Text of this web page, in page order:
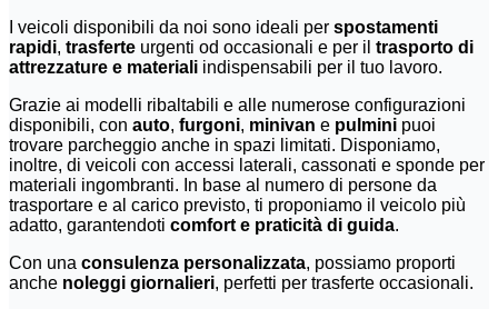
I veicoli disponibili da noi sono ideali per spostamenti
rapidi, trasferte urgenti od occasionali e per il trasporto di
attrezzature e materiali indispensabili per il tuo lavoro.
Grazie ai modelli ribaltabili e alle numerose configurazioni
disponibili, con auto, furgoni, minivan e pulmini puoi
trovare parcheggio anche in spazi limitati. Disponiamo,
inoltre, di veicoli con accessi laterali, cassonati e sponde per
materiali ingombranti. In base al numero di persone da
trasportare e al carico previsto, ti proponiamo il veicolo più
adatto, garantendoti comfort e praticità di guida.
Con una consulenza personalizzata, possiamo proporti
anche noleggi giornalieri, perfetti per trasferte occasionali.